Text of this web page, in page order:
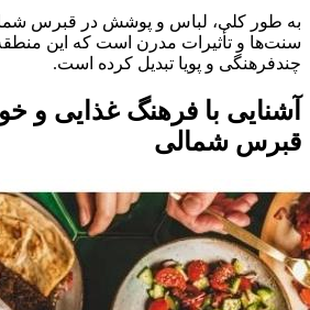
به طور کلی، لباس و پوشش در قبرس شمالی
سنت‌ها و تأثیرات مدرن است که این
چندفرهنگی و پویا تبدیل کرده است.
آشنایی با فرهنگ غذایی و
قبرس شمالی